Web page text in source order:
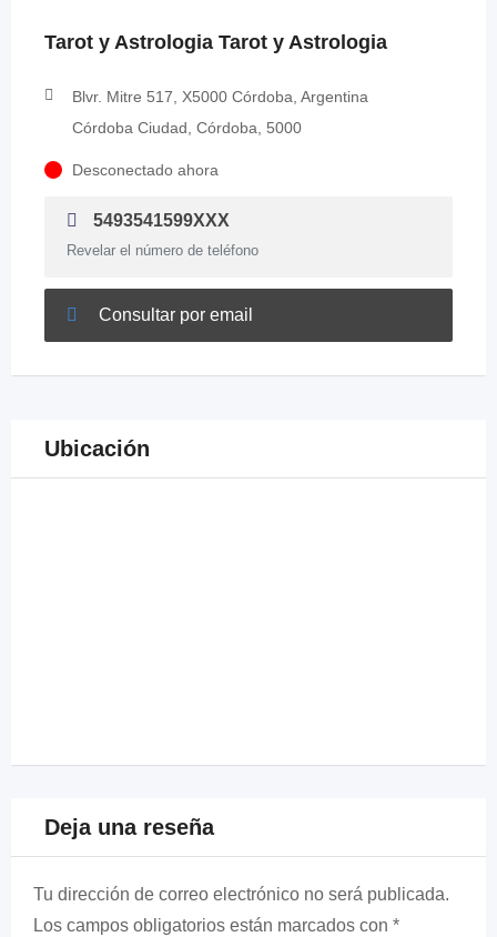
Tarot y Astrologia Tarot y Astrologia
Blvr. Mitre 517, X5000 Córdoba, Argentina
Córdoba Ciudad, Córdoba, 5000
Desconectado ahora
5493541599XXX
Revelar el número de teléfono
Consultar por email
Ubicación
Deja una reseña
Tu dirección de correo electrónico no será publicada.
Los campos obligatorios están marcados con *